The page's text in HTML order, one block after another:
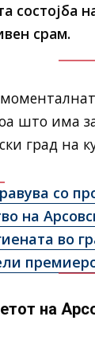
состојба
срам.
што има
град на
со
на
во
на